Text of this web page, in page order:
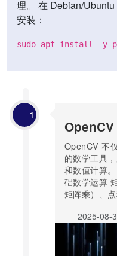
理。 在 Debian/
安装：
sudo apt install -y
1
OpenCV 不
的数学工具
和数值计算
础数学运算
矩阵乘）、
2025-08-